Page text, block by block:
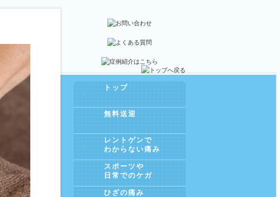
トップ
無料送迎
レントゲンで
わからない痛み
スポーツや
日常でのケガ
ひざの痛み